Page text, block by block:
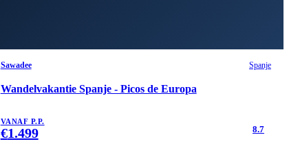
Sawadee Spanje
Wandelvakantie Spanje - Picos de Europa
VANAF P.P.
€1.499 8.7